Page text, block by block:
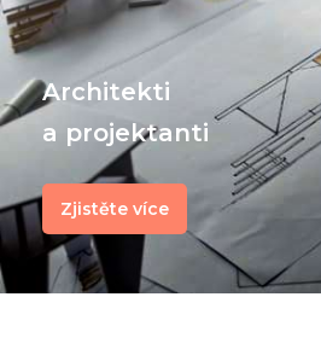
Architekti
a projektanti
Zjistěte více